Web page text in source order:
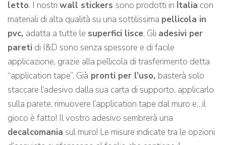
letto. I nostri wall stickers sono prodotti in Italia con
materiali di alta qualità su una sottilissima pellicola in
pvc, adatta a tutte le superfici lisce. Gli adesivi per
pareti di I&D sono senza spessore e di facile
applicazione, grazie alla pellicola di trasferimento detta
“application tape”. Già pronti per l’uso, basterà solo
staccare l’adesivo dalla sua carta di supporto, applicarlo
sulla parete, rimuovere l’application tape dal muro e…il
gioco è fatto! Il vostro adesivo sembrerà una
decalcomania sul muro! Le misure indicate tra le opzioni